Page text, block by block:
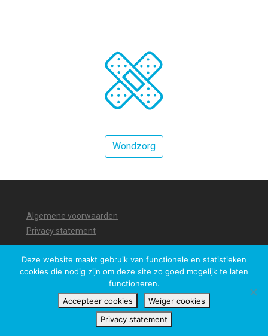
Wondzorg
Algemene voorwaarden
Privacy statement
Deze website maakt gebruik van functionele en statistieken
cookies die nodig zijn om deze site zo goed mogelijk te laten
functioneren.
Accepteer cookies
Weiger cookies
Privacy statement